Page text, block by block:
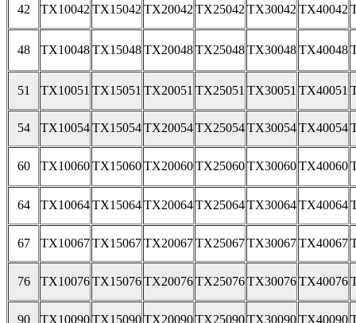
42 TX10042TX15042TX20042TX25042TX30042TX40042
48 TX10048TX15048TX20048TX25048TX30048TX40048
51 TX10051 TX15051 TX20051 TX25051 TX30051 TX40051
54 TX10054TX15054TX20054TX25054TX30054TX40054
60 TX10060TX15060TX20060TX25060TX30060TX40060
64 TX10064TX15064TX20064TX25064TX30064TX40064
67 TX10067TX15067TX20067TX25067TX30067TX40067
76 TX10076TX15076TX20076TX25076TX30076TX40076
90 TX10090TX15090TX20090TX25090TX30090TX40090